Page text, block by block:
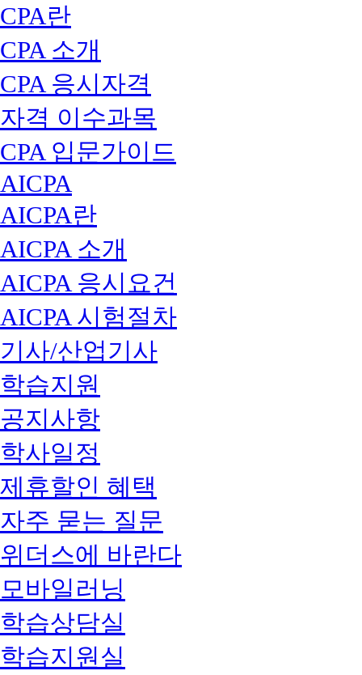
CPA란
CPA 소개
CPA 응시자격
자격 이수과목
CPA 입문가이드
AICPA
AICPA란
AICPA 소개
AICPA 응시요건
AICPA 시험절차
기사/산업기사
학습지원
공지사항
학사일정
제휴할인 혜택
자주 묻는 질문
위더스에 바란다
모바일러닝
학습상담실
학습지원실